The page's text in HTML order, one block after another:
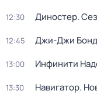
12:30 Диностер.
12:45 Джи-Джи
13:00 Инфинити
13:30 Навигатор.